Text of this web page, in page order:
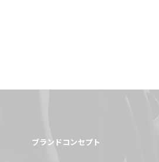
ブランドコンセプト